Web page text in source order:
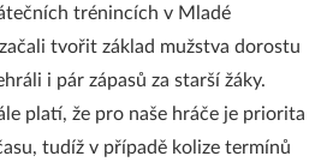
trénincích v Mladé
tvořit základ mužstva dorostu
i pár zápasů za starší žáky.
platí, že pro naše hráče je priorita
tudíž v případě kolize termínů